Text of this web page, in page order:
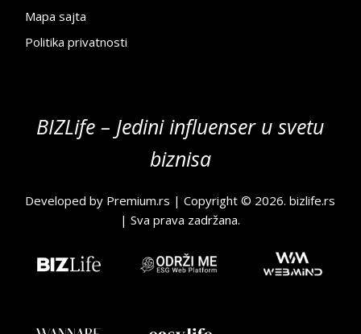
Mapa sajta
Politika privatnosti
BIZLife – Jedini influenser u svetu
biznisa
Developed by Premium.rs | Copyright © 2026.bizlife.rs
| Sva prava zadržana.